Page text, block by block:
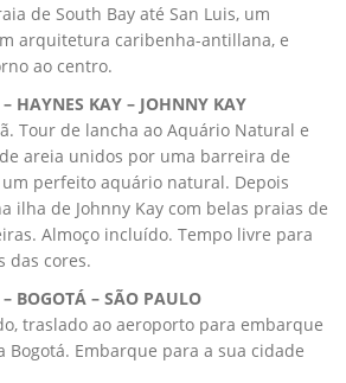
de South Bay até San Luis, um
arquitetura caribenha-antillana, e
ao centro.
HAYNES KAY – JOHNNY KAY
Tour de lancha ao Aquário Natural e
areia unidos por uma barreira de
perfeito aquário natural. Depois
ilha de Johnny Kay com belas praias de
Almoço incluído. Tempo livre para
das cores.
BOGOTÁ – SÃO PAULO
traslado ao aeroporto para embarque
Bogotá. Embarque para a sua cidade